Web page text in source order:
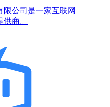
限公司是一家互联网
商。